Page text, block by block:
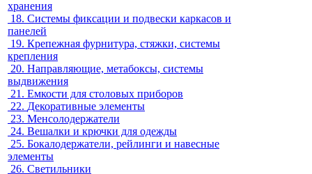
хранения
18. Системы фиксации и подвески каркасов и
панелей
19. Крепежная фурнитура, стяжки, системы
крепления
20. Направляющие, метабоксы, системы
выдвижения
21. Емкости для столовых приборов
22. Декоративные элементы
23. Менсолодержатели
24. Вешалки и крючки для одежды
25. Бокалодержатели, рейлинги и навесные
элементы
26. Светильники